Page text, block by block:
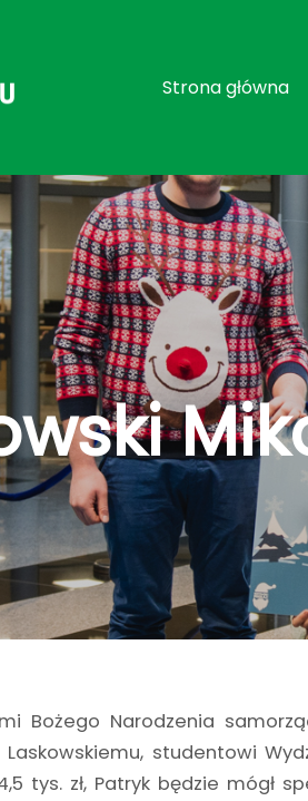
Strona główna
Bożego Narodzenia
studentowi
tys. zł, Patryk będzie mógł